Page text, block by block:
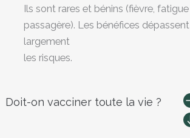
Ils sont rares et bénins (fièvre, fatigue
passagère). Les bénéfices dépassent
largement
les risques.
Doit-on vacciner toute la vie ?